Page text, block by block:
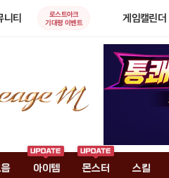
니티
로스트아크
기대평 이벤트
게임캘린더
아이템 몬스터 스킬